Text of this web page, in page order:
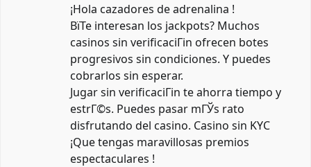
¡Hola cazadores de adrenalina !
ВїTe interesan los jackpots? Muchos
casinos sin verificaciГіn ofrecen botes
progresivos sin condiciones. Y puedes
cobrarlos sin esperar.
Jugar sin verificaciГіn te ahorra tiempo y
estrГ©s. Puedes pasar mГЎs rato
disfrutando del casino. Casino sin KYC
¡Que tengas maravillosas premios
espectaculares !